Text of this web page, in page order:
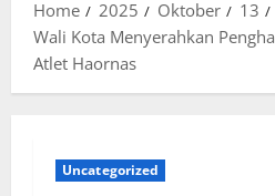
Home 2025 Oktober
13
Wali Kota Menyerahkan
Atlet Haornas
Uncategorized